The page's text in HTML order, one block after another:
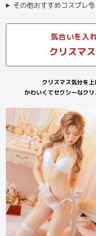
その他おすすめコスプレ
気合いを入
クリスマ
クリスマス気分を
かわいくてセクシーなク